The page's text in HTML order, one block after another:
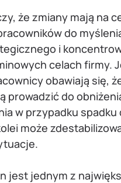
że zmiany mają na
do
i
celach firmy.
obawiają się,
prowadzić do
w przypadku spadku
może
jest jednym z